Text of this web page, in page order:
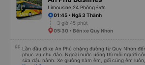
Limousine 24 Phòng Đơn
01:45 • Ngã 3 Thành
3 giờ 45 phút
05:30 • Bến xe Quy Nhơn
Lần đầu đi xe An Phú chặng đường từ Quy Nhơn
phục vụ chu đáo. Ngoài nước uống thì mỗi người
sữa đậu nành. Xe giường nằm êm, gối cũng êm